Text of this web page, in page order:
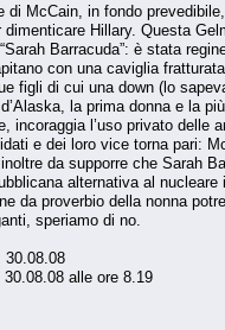
di McCain, in fondo
Hillary. Questa
Barracuda”: è stata
con una caviglia
figli di cui una down (lo
la prima donna e la
incoraggia l’uso privato delle
e dei loro vice torna pari:
inoltre da supporre che Sarah
alternativa al
da proverbio della nonna
speriamo di no.
30.08.08
30.08.08 alle ore 8.19